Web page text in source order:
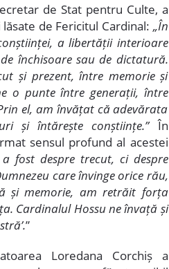
de Stat pentru Culte, a
de Fericitul Cardinal: „În
a libertății interioare
închisoare sau de dictatură.
și prezent, între memorie și
o punte între generații, între
el, am învățat că adevărata
și întărește conștiințe.”În
sensul profund al acestei
fost despre trecut, ci despre
care învinge orice rău,
și memorie, am retrăit forța
Cardinalul Hossu ne învață și
”
Loredana Corchiș a